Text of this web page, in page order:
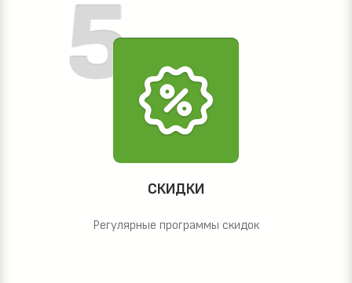
СКИДКИ
Регулярные программы скидок